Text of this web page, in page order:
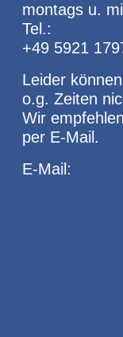
montags u.
Tel.:
+49 5921
Leider
o.g. Zeiten
Wir
per E-Mail.
E-Mail: